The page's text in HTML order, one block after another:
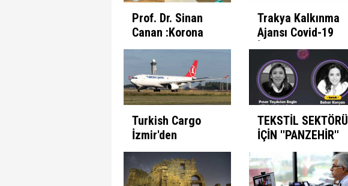
Prof. Dr. Sinan
Canan :Korona
Günlerinde
İnsanın Fabrika
Ayarları
Trakya Kalkınma
Ajansı Covid-19
İle Mücadele
Programını İlan
Etti
Turkish Cargo
İzmir'den
seferlerine
başlıyor
TEKSTİL SEKTÖRÜ
İÇİN ''PANZEHİR''
BULUNDU